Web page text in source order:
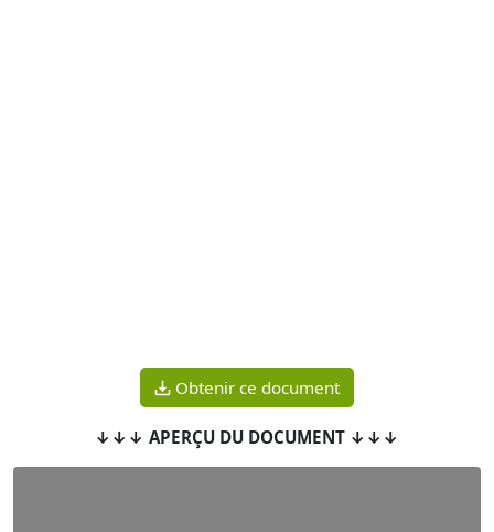
Obtenir ce document
↓↓↓ APERÇU DU DOCUMENT ↓↓↓